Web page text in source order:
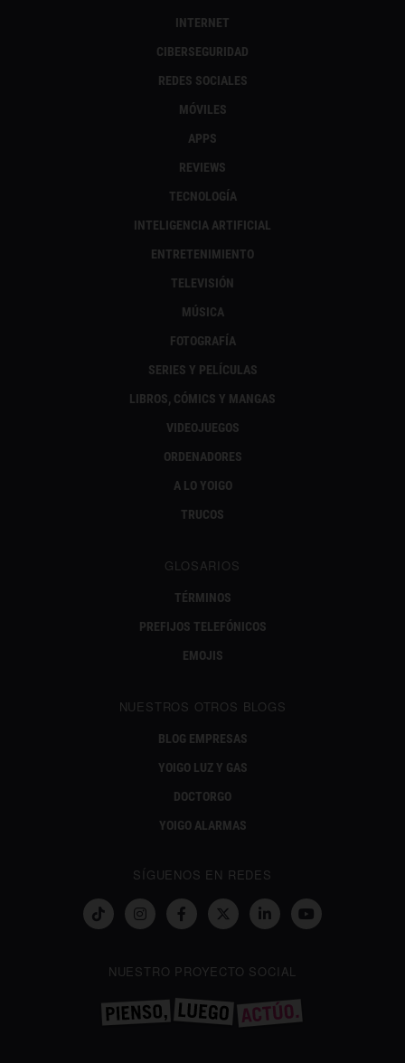
INTERNET
CIBERSEGURIDAD
REDES SOCIALES
MÓVILES
APPS
REVIEWS
TECNOLOGÍA
INTELIGENCIA ARTIFICIAL
ENTRETENIMIENTO
TELEVISIÓN
MÚSICA
FOTOGRAFÍA
SERIES Y PELÍCULAS
LIBROS, CÓMICS Y MANGAS
VIDEOJUEGOS
ORDENADORES
A LO YOIGO
TRUCOS
GLOSARIOS
TÉRMINOS
PREFIJOS TELEFÓNICOS
EMOJIS
NUESTROS OTROS BLOGS
BLOG EMPRESAS
YOIGO LUZ Y GAS
DOCTORGO
YOIGO ALARMAS
SÍGUENOS EN REDES
NUESTRO PROYECTO SOCIAL